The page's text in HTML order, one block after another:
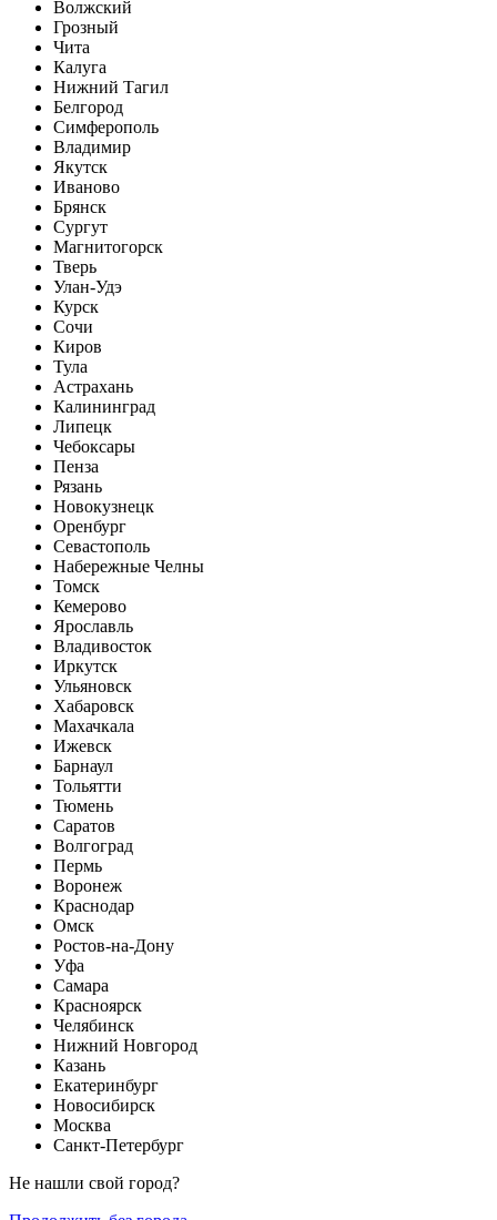
Волжский
Грозный
Чита
Калуга
Нижний Тагил
Белгород
Симферополь
Владимир
Якутск
Иваново
Брянск
Сургут
Магнитогорск
Тверь
Улан-Удэ
Курск
Сочи
Киров
Тула
Астрахань
Калининград
Липецк
Чебоксары
Пенза
Рязань
Новокузнецк
Оренбург
Севастополь
Набережные Челны
Томск
Кемерово
Ярославль
Владивосток
Иркутск
Ульяновск
Хабаровск
Махачкала
Ижевск
Барнаул
Тольятти
Тюмень
Саратов
Волгоград
Пермь
Воронеж
Краснодар
Омск
Ростов-на-Дону
Уфа
Самара
Красноярск
Челябинск
Нижний Новгород
Казань
Екатеринбург
Новосибирск
Москва
Санкт-Петербург
Не нашли свой город?